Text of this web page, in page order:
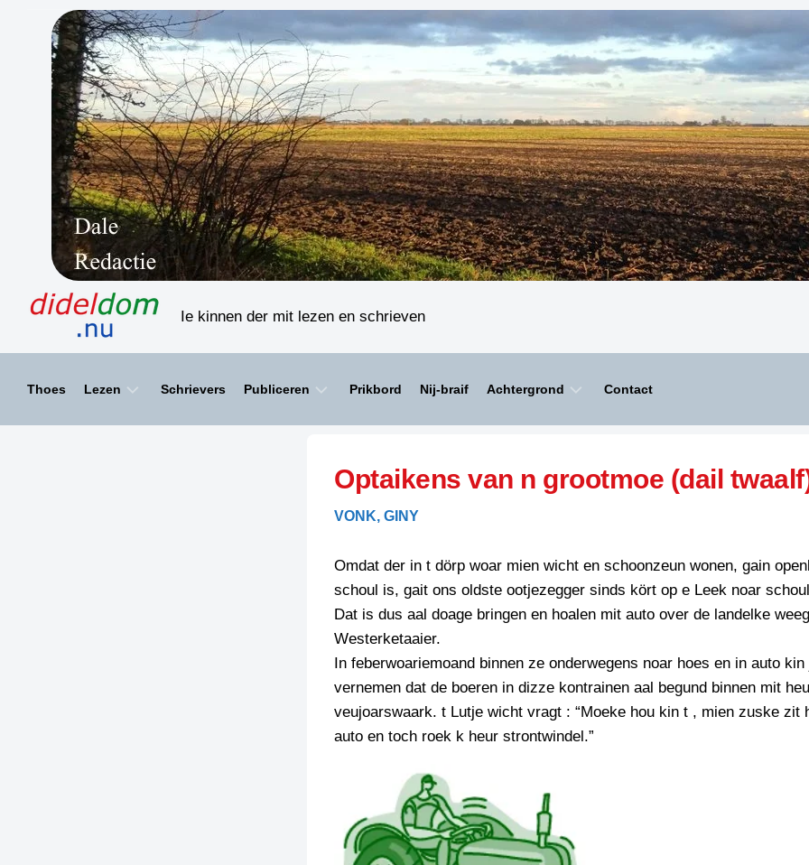
Ie kinnen der mit lezen en schrieven
Thoes Lezen
HAIKU’S
LIMERICKS
SCHRIEFWEDSTRIED
INZENDENS
PERSBERICHT
SCHRIEFWEDSTRIED
INZENDENS
PERSBERICHT
FOTO’S
TIEDSCHRIFT
BIENOAMEN
LEGENDEN
RECEPTEN
SPREUKEN
VEURDRACHTEN
Schrievers Publiceren
SPELLENSCONTROLE
SCHRIEFREGELS
Prikbord Nij-braif Achtergrond
KREUZE
Contact
Optaikens van n grootmoe (dail
VONK, GINY
Omdat der in t dörp woar mien wicht en schoonzeun wonen, gain
schoul is, gait ons oldste ootjezegger sinds kört op e Leek noar
Dat is dus aal doage bringen en hoalen mit auto over de landelke
Westerketaaier.
In feberwoariemoand binnen ze onderwegens noar hoes en in auto kin
vernemen dat de boeren in dizze kontrainen aal begund binnen mit
veujoarswaark. t Lutje wicht vragt : “Moeke hou kin t , mien zuske zit
auto en toch roek k heur strontwindel.”